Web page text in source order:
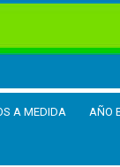
A MEDIDA AÑO